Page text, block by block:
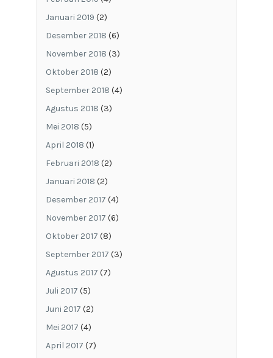
Januari 2019 (2)
Desember 2018 (6)
November 2018 (3)
Oktober 2018 (2)
September 2018 (4)
Agustus 2018 (3)
Mei 2018 (5)
April 2018 (1)
Februari 2018 (2)
Januari 2018 (2)
Desember 2017 (4)
November 2017 (6)
Oktober 2017 (8)
September 2017 (3)
Agustus 2017 (7)
Juli 2017 (5)
Juni 2017 (2)
Mei 2017 (4)
April 2017 (7)